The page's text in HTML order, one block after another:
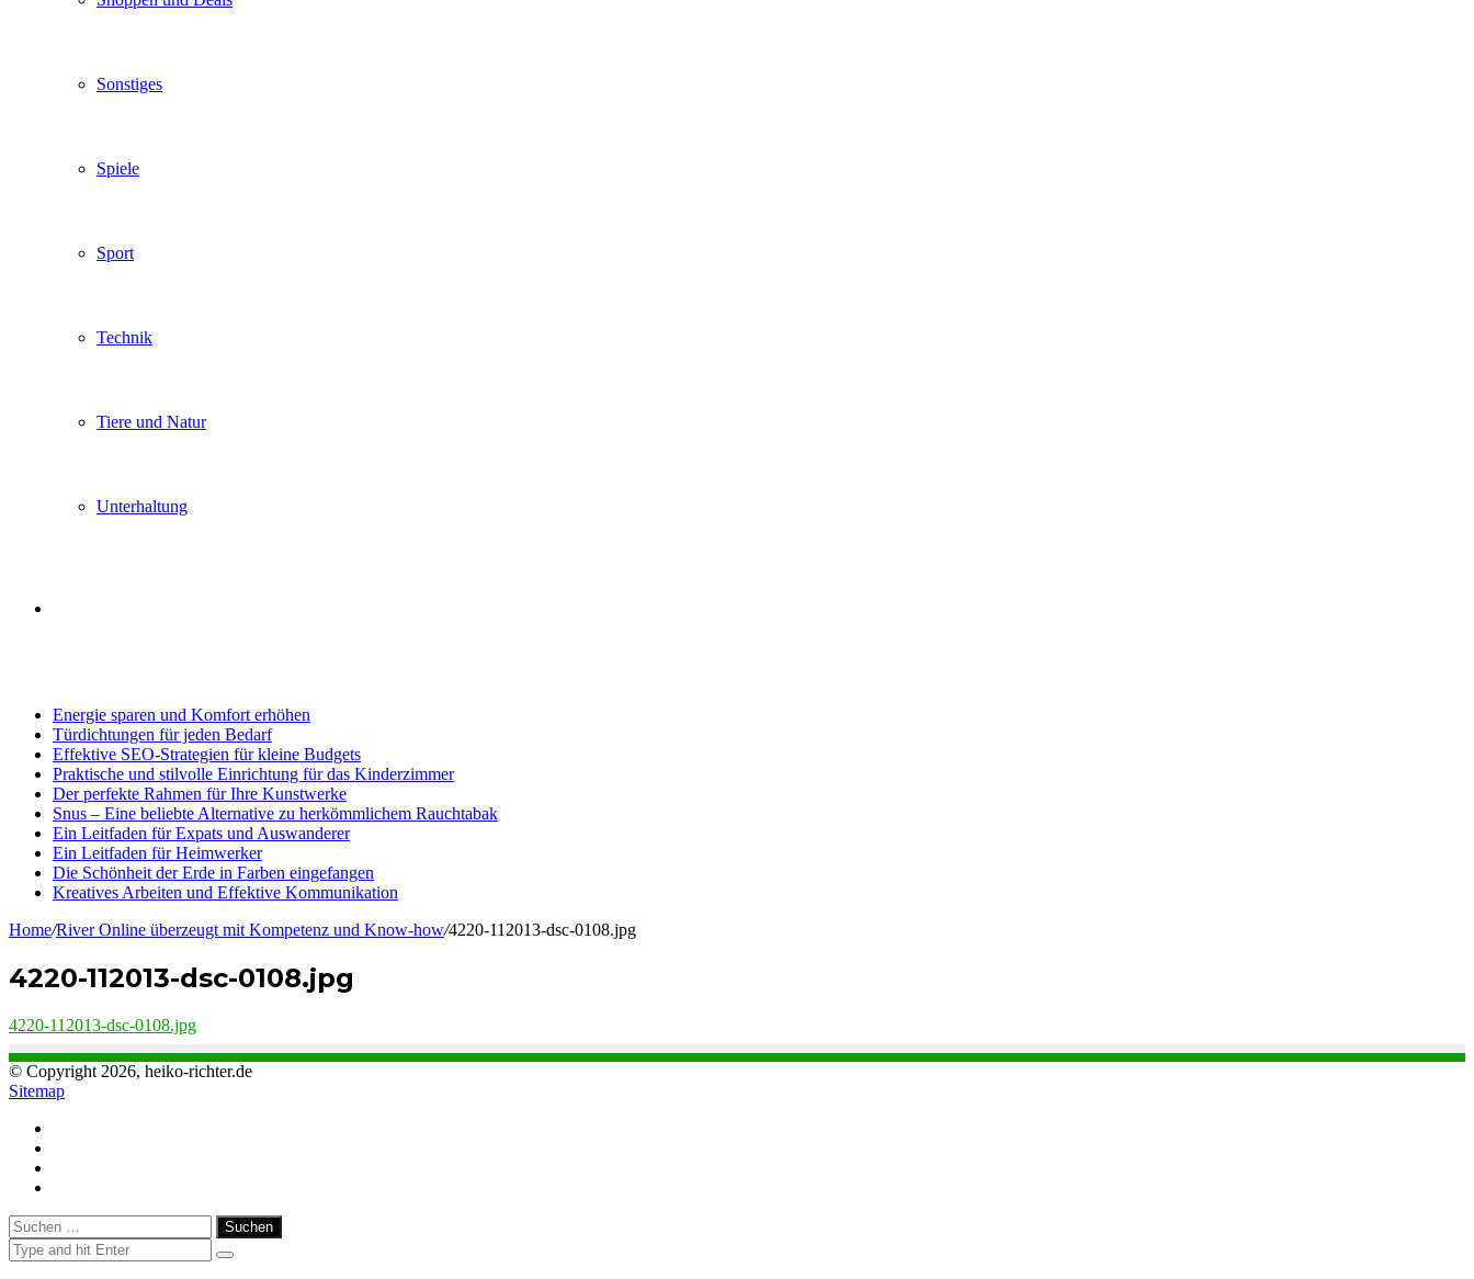
Sonstiges
Spiele
Sport
Technik
Tiere und Natur
Unterhaltung
Energie sparen und Komfort erhöhen
Türdichtungen für jeden Bedarf
Effektive SEO-Strategien für kleine Budgets
Praktische und stilvolle Einrichtung für das Kinderzimmer
Der perfekte Rahmen für Ihre Kunstwerke
Snus – Eine beliebte Alternative zu herkömmlichem Rauchtabak
Ein Leitfaden für Expats und Auswanderer
Ein Leitfaden für Heimwerker
Die Schönheit der Erde in Farben eingefangen
Kreatives Arbeiten und Effektive Kommunikation
Home/River Online überzeugt mit Kompetenz und Know-how/4220-112013-dsc-0108.jpg
4220-112013-dsc-0108.jpg
4220-112013-dsc-0108.jpg
© Copyright 2026, heiko-richter.de
Sitemap
Close
Suchen
nach: